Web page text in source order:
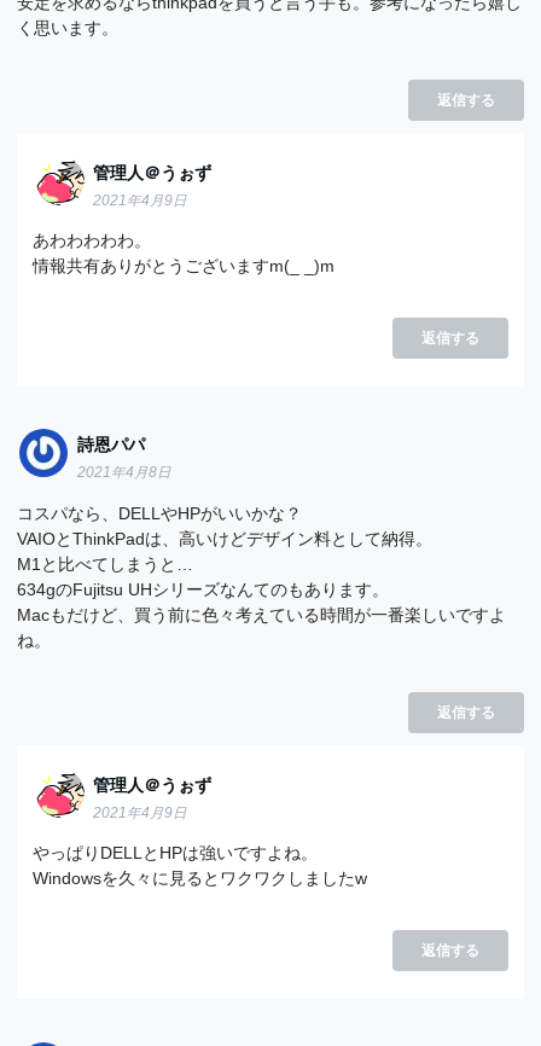
く思います。
返信する
管理人＠うぉず
2021年4月9日
あわわわわわ。
情報共有ありがとうございますm(_ _)m
返信する
詩恩パパ
2021年4月8日
コスパなら、DELLやHPがいいかな？
VAIOとThinkPadは、高いけどデザイン料として納得。
M1と比べてしまうと…
634gのFujitsu UHシリーズなんてのもあります。
Macもだけど、買う前に色々考えている時間が一番楽しいですよ
ね。
返信する
管理人＠うぉず
2021年4月9日
やっぱりDELLとHPは強いですよね。
Windowsを久々に見るとワクワクしましたw
返信する